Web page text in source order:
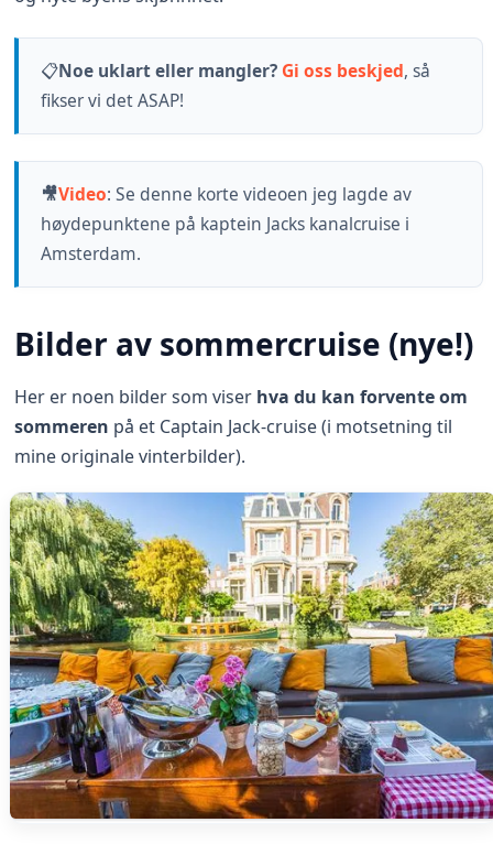
📋Noe uklart eller mangler? Gi oss beskjed, så
fikser vi det ASAP!
🎥Video:Se denne korte videoen jeg lagde av
høydepunktene på kaptein Jacks kanalcruise i
Amsterdam.
Bilder av sommercruise (nye!)
Her er noen bilder som viser hva du kan forventeom
sommeren på et Captain Jack-cruise (i motsetning til
mine originale vinterbilder).